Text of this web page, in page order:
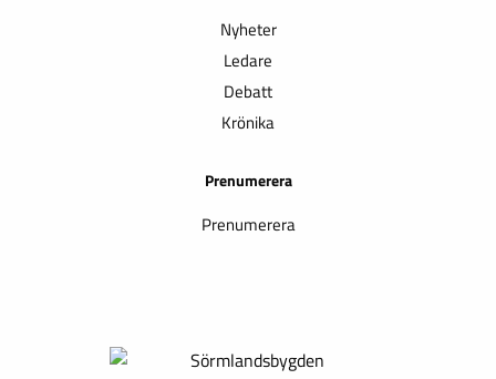
Nyheter
Ledare
Debatt
Krönika
Prenumerera
Prenumerera